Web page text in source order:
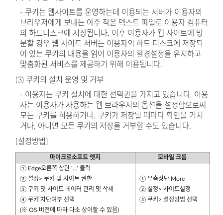
- 쿠키는 웹사이트를 운영하는데 이용되는 서버가 이용자의
브라우저에게 보내는 아주 작은 텍스트 파일로 이용자 컴퓨터
의 하드디스크에 저장됩니다. 이후 이용자가 웹 사이트에 방
문할 경우 웹 사이트 서버는 이용자의 하드 디스크에 저장되
어 있는 쿠키의 내용을 읽어 이용자의 환경설정을 유지하고
맞춤화된 서비스를 제공하기 위해 이용됩니다.
(3) 쿠키의 설치 운영 및 거부
- 이용자는 쿠키 설치에 대한 선택권을 가지고 있습니다. 이용
자는 이용자가 사용하는 웹 브라우저의 옵션을 설정함으로써
모든 쿠키를 허용하거나, 쿠키가 저장될 때마다 확인을 거치
거나, 아니면 모든 쿠키의 저장을 거부할 수도 있습니다.
[설정방법]
마이크로소프트 엣지
모바일 크롬
① Edge오른쪽 상단 ‘...’ 클릭
② 설정> 쿠키 및 사이트 권한
③ 쿠키 및 사이트 데이터 관리 및 삭제
④ 쿠키 차단여부 선택
(※ OS 버전에 따라 다소 상이할 수 있음)
① 우측상단 More
② 설정> 사이트설정
③ 쿠키> 설정방법 선택